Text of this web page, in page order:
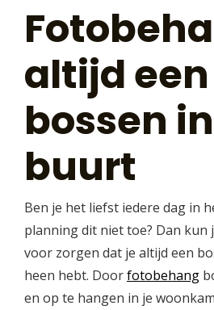
altijd een
bossen
buurt
Ben je het liefst iedere dag in
planning dit niet toe? Dan kun
voor zorgen dat je altijd een
heen hebt. Doorfotobehang
en op te hangen in je